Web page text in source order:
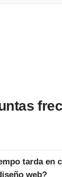
tarda en
web?